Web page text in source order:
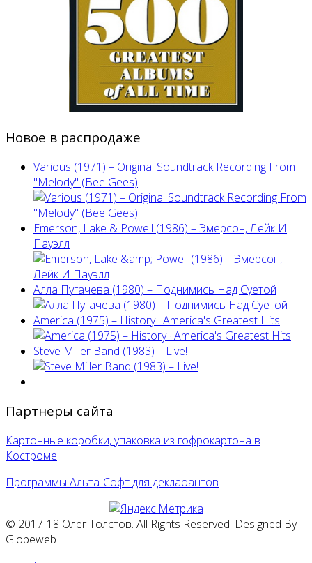
Новое в распродаже
Various (1971) – Original Soundtrack Recording From
"Melody" (Bee Gees)
Emerson, Lake & Powell (1986) ‎– Эмерсон, Лейк И
Пауэлл
Алла Пугачева (1980) – Поднимись Над Суетой
America (1975) ‎– History · America's Greatest Hits
Steve Miller Band ‎(1983) – Live!
Партнеры сайта
Картонные коробки, упаковка из гофрокартона в
Костроме
Программы Альта-Софт для деклаоантов
© 2017-18 Олег Толстов. All Rights Reserved. Designed By
Globeweb